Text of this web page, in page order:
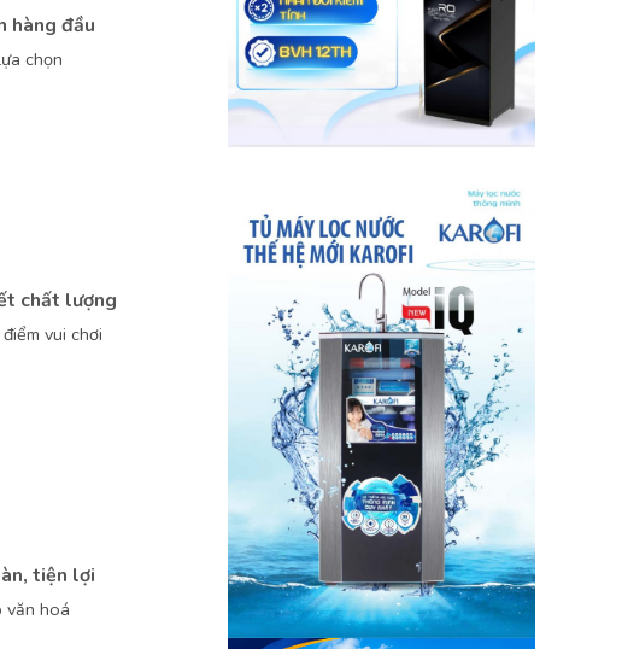
hàng đầu
chọn
chất lượng
vui chơi
tiện lợi
văn hoá